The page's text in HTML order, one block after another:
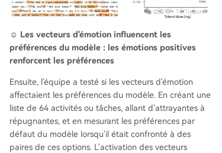
☺️ Les vecteurs d'émotion influencent les
préférences du modèle : les émotions positives
renforcent les préférences
Ensuite, l'équipe a testé si les vecteurs d'émotion
affectaient les préférences du modèle. En créant une
liste de 64 activités ou tâches, allant d'attrayantes à
répugnantes, et en mesurant les préférences par
défaut du modèle lorsqu'il était confronté à des
paires de ces options. L'activation des vecteurs